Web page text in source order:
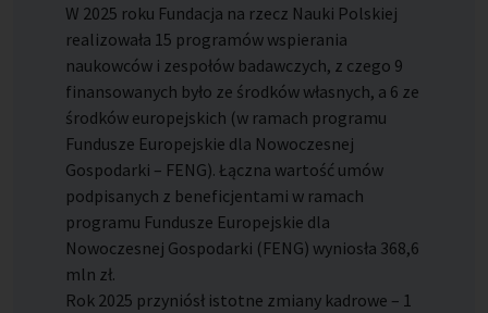
W 2025 roku Fundacja na rzecz Nauki Polskiej
realizowała 15 programów wspierania
naukowców i zespołów badawczych, z czego 9
finansowanych było ze środków własnych, a 6 ze
środków europejskich (w ramach programu
Fundusze Europejskie dla Nowoczesnej
Gospodarki – FENG). Łączna wartość umów
podpisanych z beneficjentami w ramach
programu Fundusze Europejskie dla
Nowoczesnej Gospodarki (FENG) wyniosła 368,6
mln zł.
Rok 2025 przyniósł istotne zmiany kadrowe – 1